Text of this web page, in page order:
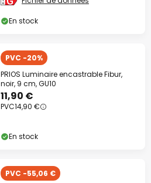
En stock
PVC -20%
PRIOS Luminaire encastrable Fibur,
noir, 9 cm, GU10
11,90 €
PVC14,90 €
En stock
PVC -55,06 €